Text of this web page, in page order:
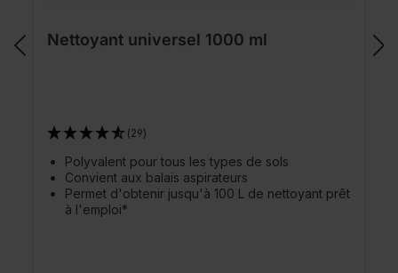
Nettoyant universel 1000 ml
(29)
Polyvalent pour tous les types de sols
Convient aux balais aspirateurs
Permet d'obtenir jusqu'à 100 L de nettoyant prêt
à l'emploi*